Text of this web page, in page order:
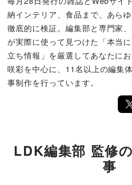
納インテリア、食品まで、あら
徹底的に検証。編集部と専門家
が実際に使って見つけた「本当
立ち情報」を厳選してあなたに
咲彩を中心に、11名以上の編集
事制作を行っています。
LDK編集部 監修
事